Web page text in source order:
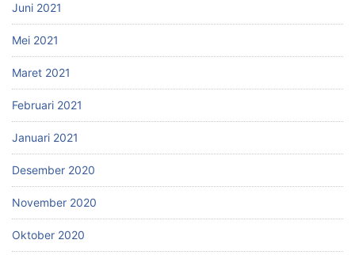
Juni 2021
Mei 2021
Maret 2021
Februari 2021
Januari 2021
Desember 2020
November 2020
Oktober 2020